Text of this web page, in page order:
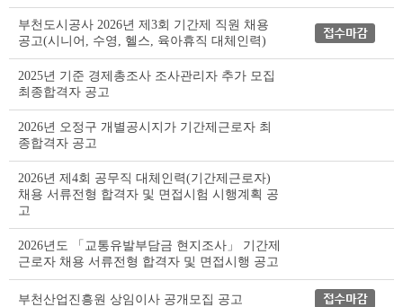
시
험)
리
스
트
테
블
부천도시공사 2026년 제3회 기간제 직원 채용
공고(시니어, 수영, 헬스, 육아휴직 대체인력)
2025년 기준 경제총조사 조사관리자 추가 모집
최종합격자 공고
2026년 오정구 개별공시지가 기간제근로자 최
종합격자 공고
2026년 제4회 공무직 대체인력(기간제근로자)
채용 서류전형 합격자 및 면접시험 시행계획 공
고
2026년도 「교통유발부담금 현지조사」 기간제
근로자 채용 서류전형 합격자 및 면접시행 공고
부천산업진흥원 상임이사 공개모집 공고